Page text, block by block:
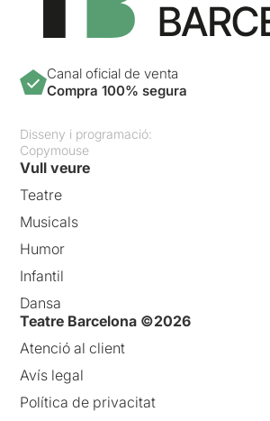
Canal oficial de venta
Compra 100% segura
Disseny i programació:
Copymouse
Vull veure
Teatre
Musicals
Humor
Infantil
Dansa
Teatre Barcelona ©2026
Atenció al client
Avís legal
Política de privacitat